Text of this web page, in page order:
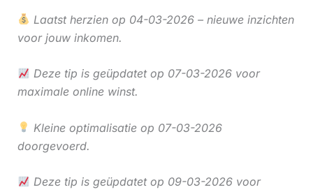
Laatst herzien op 04-03-2026 – nieuwe inzichten
voor jouw inkomen.
Deze tip is geüpdatet op 07-03-2026 voor
maximale online winst.
Kleine optimalisatie op 07-03-2026
doorgevoerd.
Deze tip is geüpdatet op 09-03-2026 voor